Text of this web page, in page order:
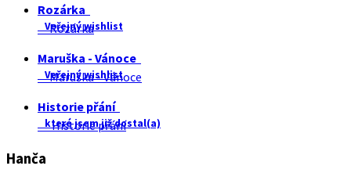
Rozárka
Veřejný wishlist
Rozárka
Maruška - Vánoce
Veřejný wishlist
Maruška - Vánoce
Historie přání
které jsem již dostal(a)
Historie přání
Hanča